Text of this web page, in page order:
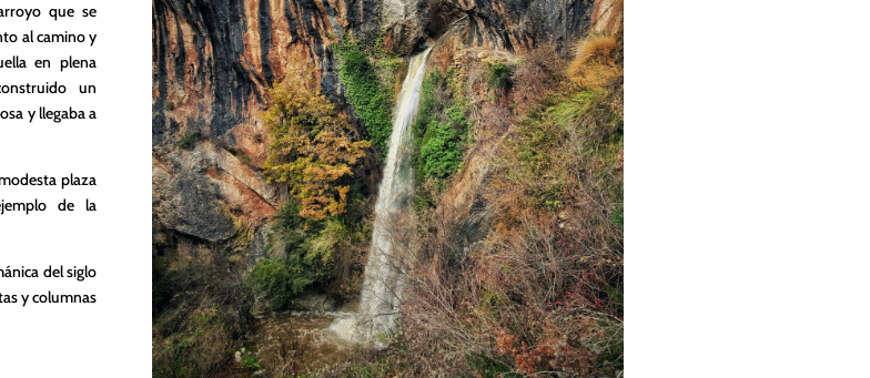
que se
al camino y
en plena
un
y llegaba a
plaza
de la
del siglo
y columnas